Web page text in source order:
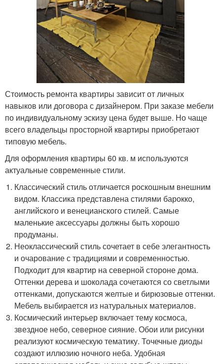
Стоимость ремонта квартиры зависит от личных
навыков или договора с дизайнером. При заказе мебели
по индивидуальному эскизу цена будет выше. Но чаще
всего владельцы просторной квартиры приобретают
типовую мебель.
Для оформления квартиры 60 кв. м используются
актуальные современные стили.
Классический стиль отличается роскошным внешним
видом. Классика представлена стилями барокко,
английского и венецианского стилей. Самые
маленькие аксессуары должны быть хорошо
продуманы.
Неоклассический стиль сочетает в себе элегантность
и очарование с традициями и современностью.
Подходит для квартир на северной стороне дома.
Оттенки дерева и шоколада сочетаются со светлыми
оттенками, допускаются желтые и бирюзовые оттенки.
Мебель выбирается из натуральных материалов.
Космический интерьер включает тему космоса,
звездное небо, северное сияние. Обои или рисунки
реализуют космическую тематику. Точечные диоды
создают иллюзию ночного неба. Удобная